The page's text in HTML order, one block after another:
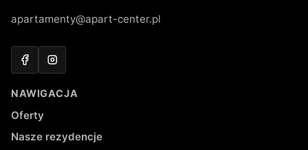
apartamenty@apart-center.pl
FacebookInstagram
NAWIGACJA
Oferty
Nasze rezydencje